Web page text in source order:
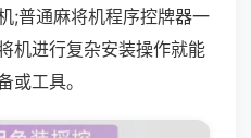
;普通麻将机程序控牌器一
机进行复杂安装操作就能
或工具。